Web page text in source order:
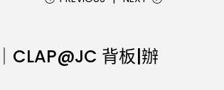
CLAP@JC 背板|辦